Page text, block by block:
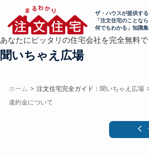
ザ・ハウスが提供する
「注文住宅のことなら
何でもわかる」知識集
あなたにピッタリの住宅会社を完全無料で
聞いちゃえ広場
ホーム 注文住宅完全ガイド： 聞いちゃえ広場
違約金について